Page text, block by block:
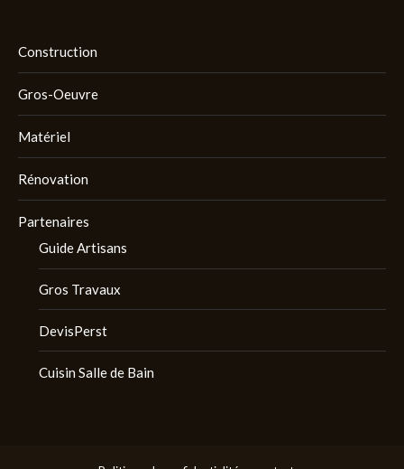
Construction
Gros-Oeuvre
Matériel
Rénovation
Partenaires
Guide Artisans
Gros Travaux
DevisPerst
Cuisin Salle de Bain